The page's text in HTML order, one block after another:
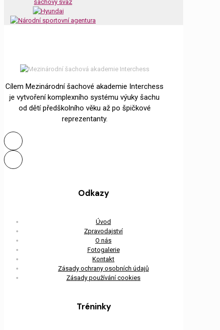
Cílem Mezinárodní šachové akademie Interchess
je vytvoření komplexního systému výuky šachu
od dětí předškolního věku až po špičkové
reprezentanty.
Odkazy
Úvod
Zpravodajství
O nás
Fotogalerie
Kontakt
Zásady ochrany osobních údajů
Zásady používání cookies
Tréninky